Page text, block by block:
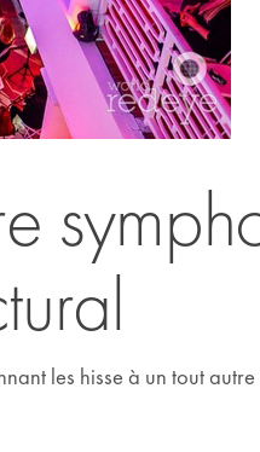
les hisse à un tout